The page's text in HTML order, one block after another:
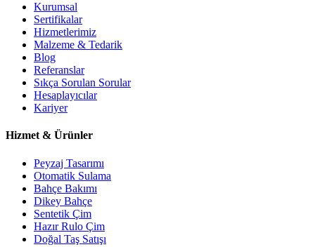
Kurumsal
Sertifikalar
Hizmetlerimiz
Malzeme & Tedarik
Blog
Referanslar
Sıkça Sorulan Sorular
Hesaplayıcılar
Kariyer
Hizmet & Ürünler
Peyzaj Tasarımı
Otomatik Sulama
Bahçe Bakımı
Dikey Bahçe
Sentetik Çim
Hazır Rulo Çim
Doğal Taş Satışı